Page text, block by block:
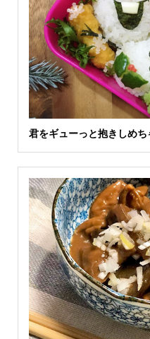
君をギューっと抱きしめ